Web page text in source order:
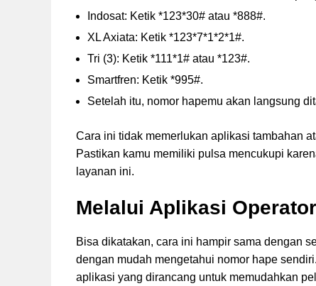
Indosat: Ketik *123*30# atau *888#.
XL Axiata: Ketik *123*7*1*2*1#.
Tri (3): Ketik *111*1# atau *123#.
Smartfren: Ketik *995#.
Setelah itu, nomor hapemu akan langsung
Cara ini tidak memerlukan aplikasi tambahan
Pastikan kamu memiliki pulsa mencukupi
layanan ini.
Melalui Aplikasi Operator
Bisa dikatakan, cara ini hampir sama dengan
dengan mudah mengetahui nomor hape
aplikasi yang dirancang untuk memudahkan